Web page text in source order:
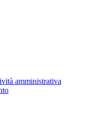
amministrativa